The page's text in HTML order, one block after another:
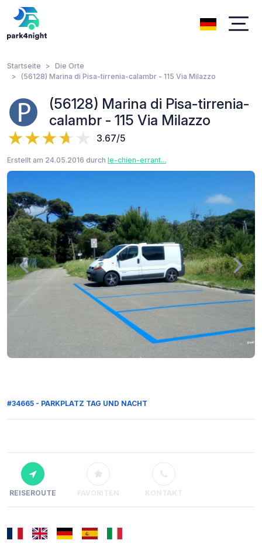
Startseite
Die Orte
(56128) Marina di Pisa-tirrenia-calambr - 115 Via Milazzo
(56128) Marina di Pisa-tirrenia-
calambr - 115 Via Milazzo
3.67/5
Erstellt am 24.05.2016 durch le-chien-errant...
#34665 - PARKPLATZ TAG UND NACHT
REISEROUTE FAVORITEN KONTAKT